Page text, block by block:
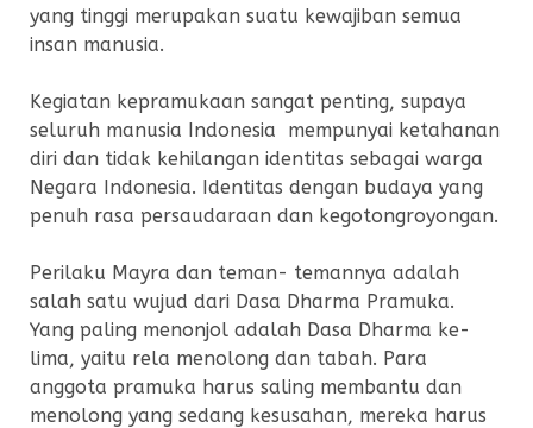
yang tinggi merupakan suatu kewajiban semua
insan manusia.
Kegiatan kepramukaan sangat penting, supaya
seluruh manusia Indonesia mempunyai ketahanan
diri dan tidak kehilangan identitas sebagai warga
Negara Indonesia. Identitas dengan budaya yang
penuh rasa persaudaraan dan kegotongroyongan.
Perilaku Mayra dan teman- temannya adalah
salah satu wujud dari Dasa Dharma Pramuka.
Yang paling menonjol adalah Dasa Dharma ke-
lima, yaitu rela menolong dan tabah. Para
anggota pramuka harus saling membantu dan
menolong yang sedang kesusahan, mereka harus